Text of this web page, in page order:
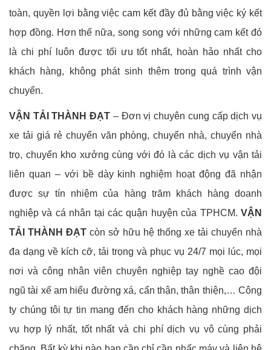
toàn, quyền lợi bằng việc cam kết đầy đủ bằng việc ký kết
hợp đồng. Hơn thế nữa, song song với những cam kết đó
là chi phí luôn được tối ưu tốt nhất, hoàn hảo nhất cho
khách hàng, không phát sinh thêm trong quá trình vận
chuyển.
VẬN TẢI THÀNH ĐẠT – Đơn vị chuyên cung cấp dịch vụ
xe tải giá rẻ chuyển văn phòng, chuyển nhà, chuyển nhà
trọ, chuyển kho xưởng cùng với đó là các dịch vụ vận tải
liên quan – với bề dày kinh nghiệm hoạt động đã nhận
được sự tín nhiệm của hàng trăm khách hàng doanh
nghiệp và cá nhân tại các quận huyện của TPHCM. VẬN
TẢI THÀNH ĐẠT còn sở hữu hệ thống xe tải chuyển nhà
đa dạng về kích cỡ, tải trọng và phục vụ 24/7 mọi lúc, mọi
nơi và công nhân viên chuyên nghiệp tay nghề cao đội
ngũ tài xế am hiểu đường xá, cẩn thận, thân thiện,… Công
ty chúng tôi tự tin mang đến cho khách hàng những dịch
vụ hợp lý nhất, tốt nhất và chi phí dịch vụ vô cùng phải